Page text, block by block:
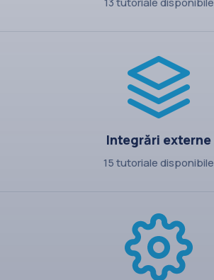
Integrări externe
15 tutoriale disponibile